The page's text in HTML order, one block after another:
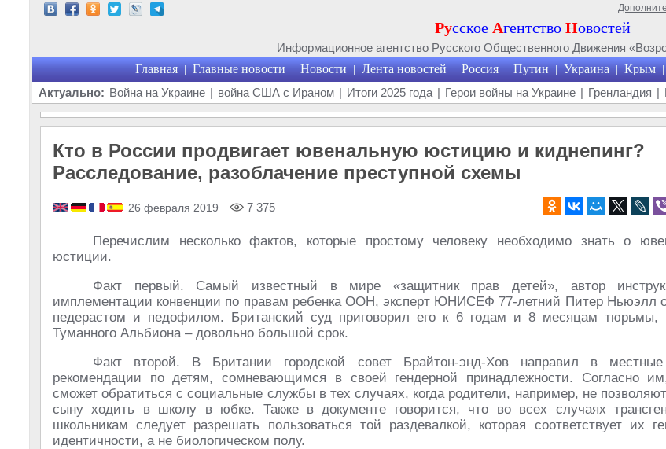
Русское Агентство Новостей
Информационное агентство Русского Общественного Движения
Главная | Главные новости | Новости | Лента новостей | Россия | Путин | Украина | Крым |
Актуально: Война на Украине | война США с Ираном | Итоги 2025 года | Герои войны на Украине | Гренландия |
Кто в России продвигает ювенальную юстицию и киднепинг?
Расследование, разоблачение преступной схемы
26 февраля 2019 7 375
Перечислим несколько фактов, которые простому человеку необходимо знать о
юстиции.
Факт первый. Самый известный в мире «защитник прав детей», автор
имплементации конвенции по правам ребенка ООН, эксперт ЮНИСЕФ 77-летний Питер Ньюэлл
педерастом и педофилом. Британский суд приговорил его к 6 годам и 8 месяцам тюрьмы,
Туманного Альбиона – довольно большой срок.
Факт второй. В Британии городской совет Брайтон-энд-Хов направил в
рекомендации по детям, сомневающимся в своей гендерной принадлежности. Согласно
сможет обратиться с социальные службы в тех случаях, когда родители, например, не
сыну ходить в школу в юбке. Также в документе говорится, что во всех случаях
школьникам следует разрешать пользоваться той раздевалкой, которая соответствует их
идентичности, а не биологическом полу.